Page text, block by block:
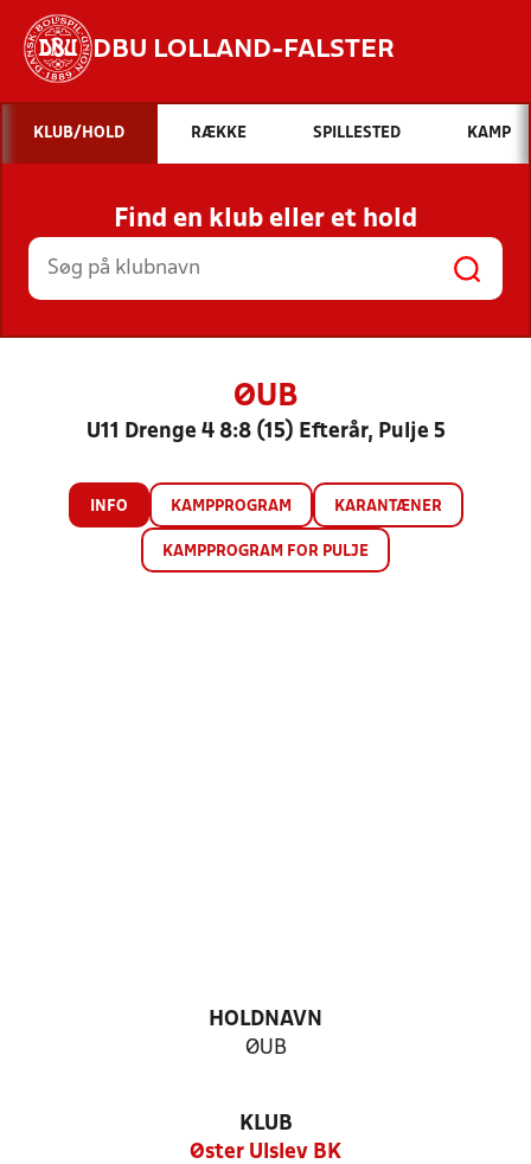
DBU LOLLAND-FALSTER
Hvad vil du søge efter?
INDHOLD OG NYHEDER
STILLINGER, RESULTATER, KLUBBER OG
HOLD
KLUB/HOLD RÆKKE SPILLESTED KAMP
Find en klub eller et hold
ØUB
U11 Drenge 4 8:8 (15) Efterår, Pulje 5
INFO KAMPPROGRAM KARANTÆNER
KAMPPROGRAM FOR PULJE
HOLDNAVN
ØUB
KLUB
Øster Ulslev BK